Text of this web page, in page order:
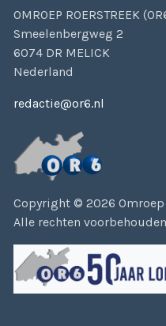
OMROEP ROERSTREEK
Smeelenbergweg 2
6074 DR MELICK
Nederland
redactie@or6.nl
Copyright © 2026 Omroep
Alle rechten